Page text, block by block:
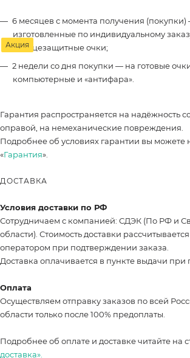
Акция
6 месяцев с момента получения (покупки)
изготовленные по индивидуальному
солнцезащитные очки;
2 недели со дня покупки — на готовые
компьютерные и «антифара».
Гарантия распространяется на надёжность
оправой, на немеханические повреждения.
Подробнее об условиях гарантии вы можете
«Гарантия».
ДОСТАВКА
Условия доставки по РФ
Сотрудничаем с компанией: СДЭК (По РФ и
области). Стоимость доставки
оператором при подтверждении заказа.
Доставка оплачивается в пункте выдачи при
Оплата
Осуществляем отправку заказов по всей
области только после 100% предоплаты.
Подробнее об оплате и доставке читайте на
доставка».